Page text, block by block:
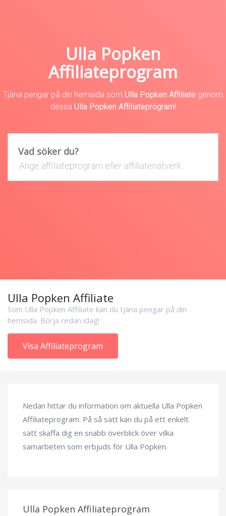
Ulla Popken
Affiliateprogram
Tjäna pengar på din hemsida som Ulla Popken Affiliate genom
dessa Ulla Popken Affiliateprogram!
Vad söker du?
Ulla Popken Affiliate
Som Ulla Popken Affiliate kan du tjäna pengar på din
hemsida. Börja redan idag!
Visa Affiliateprogram
Nedan hittar du information om aktuella Ulla Popken
Affiliateprogram. På så sätt kan du på ett enkelt
sätt skaffa dig en snabb överblick över vilka
samarbeten som erbjuds för Ulla Popken.
Ulla Popken Affiliateprogram